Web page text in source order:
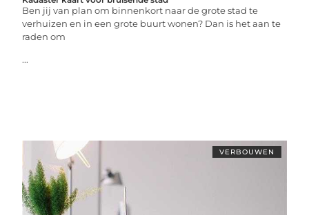
Ben jij van plan om binnenkort naar de grote stad te
verhuizen en in een grote buurt wonen? Dan is het aan te
raden om
...
VERBOUWEN